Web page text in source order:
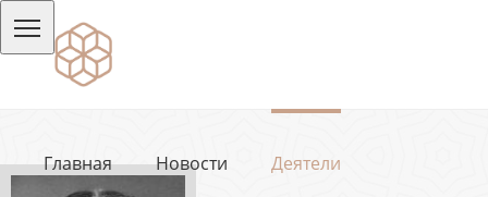
Главная Новости Деятели